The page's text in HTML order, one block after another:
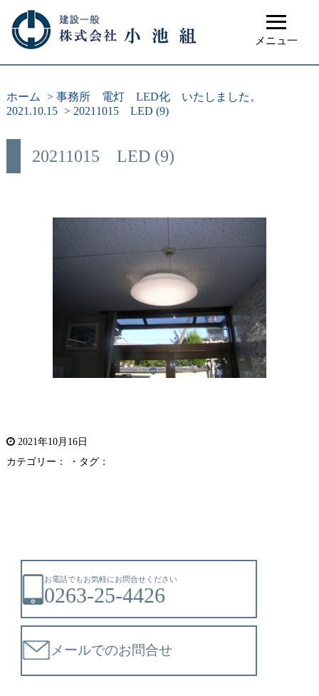
≡
メニュ一
ホーム > 事務所 電灯 LED化 いたしました。
2021.10.15 > 20211015 LED (9)
20211015 LED (9)
2021年10月16日
カテゴリー： ・タグ：
お電話でもお気軽にお問合せください
0263-25-4426
メールでのお問合せ